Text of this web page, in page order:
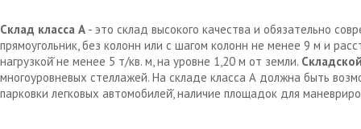
Склад класса А - это склад высокого качества и обязательно
прямоугольник, без колонн или с шагом колонн не менее 9 м и
нагрузкой̆ не менее 5 т/кв. м, на уровне 1,20 м от земли.
многоуровневых стеллажей. На складе класса А должна быть
парковки легковых автомобилей̆, наличие площадок для